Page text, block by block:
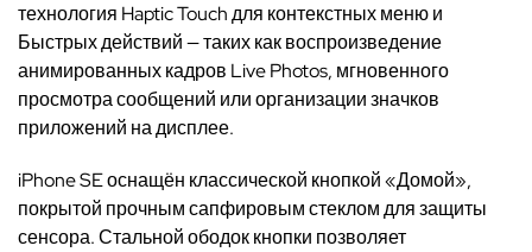
технология Haptic Touch для контекстных меню и
Быстрых действий — таких как воспроизведение
анимированных кадров Live Photos, мгновенного
просмотра сообщений или организации значков
приложений на дисплее.
iPhone SE оснащён классической кнопкой «Домой»,
покрытой прочным сапфировым стеклом для защиты
сенсора. Стальной ободок кнопки позволяет